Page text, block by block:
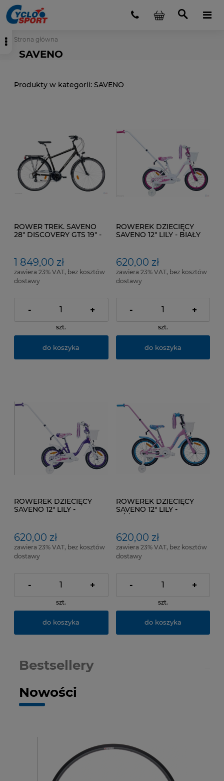
Strona główna
SAVENO
SAVENO
ROWER TREK. SAVENO
28" DISCOVERY GTS 19" -
1 849,00 zł
zawiera 23% VAT, bez kosztów
dostawy
- +
szt.
do koszyka
ROWEREK DZIECIĘCY
SAVENO 12" LILY - BIAŁY
620,00 zł
zawiera 23% VAT, bez kosztów
dostawy
- +
szt.
do koszyka
ROWEREK DZIECIĘCY
SAVENO 12" LILY -
620,00 zł
zawiera 23% VAT, bez kosztów
dostawy
- +
szt.
do koszyka
ROWEREK DZIECIĘCY
SAVENO 12" LILY -
620,00 zł
zawiera 23% VAT, bez kosztów
dostawy
- +
szt.
do koszyka
Nowości
Bestsellery